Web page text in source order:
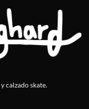
calzado skate.